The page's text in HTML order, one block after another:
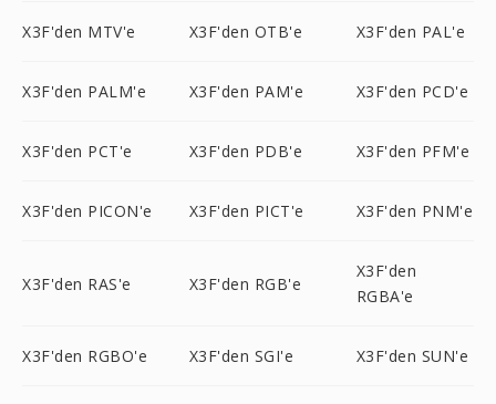
X3F'den MTV'e X3F'den OTB'e X3F'den PAL'e
X3F'den PALM'e X3F'den PAM'e X3F'den PCD'e
X3F'den PCT'e X3F'den PDB'e X3F'den PFM'e
X3F'den PICON'e X3F'den PICT'e X3F'den PNM'e
X3F'den RAS'e X3F'den RGB'e
X3F'den
RGBA'e
X3F'den RGBO'e X3F'den SGI'e X3F'den SUN'e